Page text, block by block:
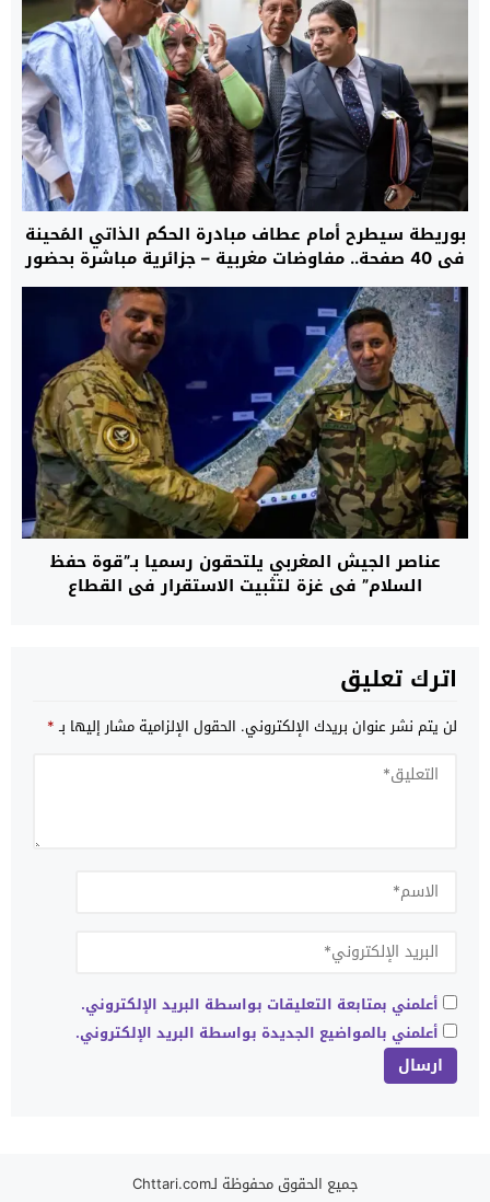
بوريطة سيطرح أمام عطاف مبادرة الحكم الذاتي المُحينة
في 40 صفحة.. مفاوضات مغربية – جزائرية مباشرة بحضور
دي ميستورا في السفارة الأمريكية بمدريد حول ملف
عناصر الجيش المغربي يلتحقون رسميا بـ”قوة حفظ
السلام” في غزة لتثبيت الاستقرار في القطاع
اترك تعليق
لن يتم نشر عنوان بريدك الإلكتروني. الحقول الإلزامية مشار إليها بـ*
أعلمني بمتابعة التعليقات بواسطة البريد الإلكتروني.
أعلمني بالمواضيع الجديدة بواسطة البريد الإلكتروني.
جميع الحقوق محفوظة لـChttari.com